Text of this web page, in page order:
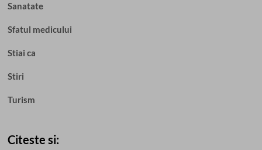
Sanatate
Sfatul medicului
Stiai ca
Stiri
Turism
Citeste si: